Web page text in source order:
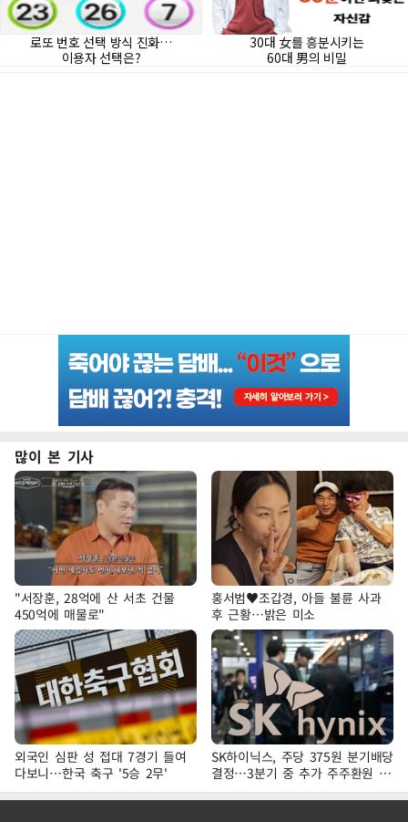
많이 본 기사
"서장훈, 28억에 산 서초 건물
450억에 매물로"
홍서범♥조갑경, 아들 불륜 사과
후 근황…밝은 미소
외국인 심판 성 접대 7경기 들여
다보니…한국 축구 '5승 2무'
SK하이닉스, 주당 375원 분기배당
결정…3분기 중 추가 주주환원 발
표